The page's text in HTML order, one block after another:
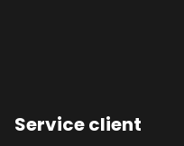
Service client